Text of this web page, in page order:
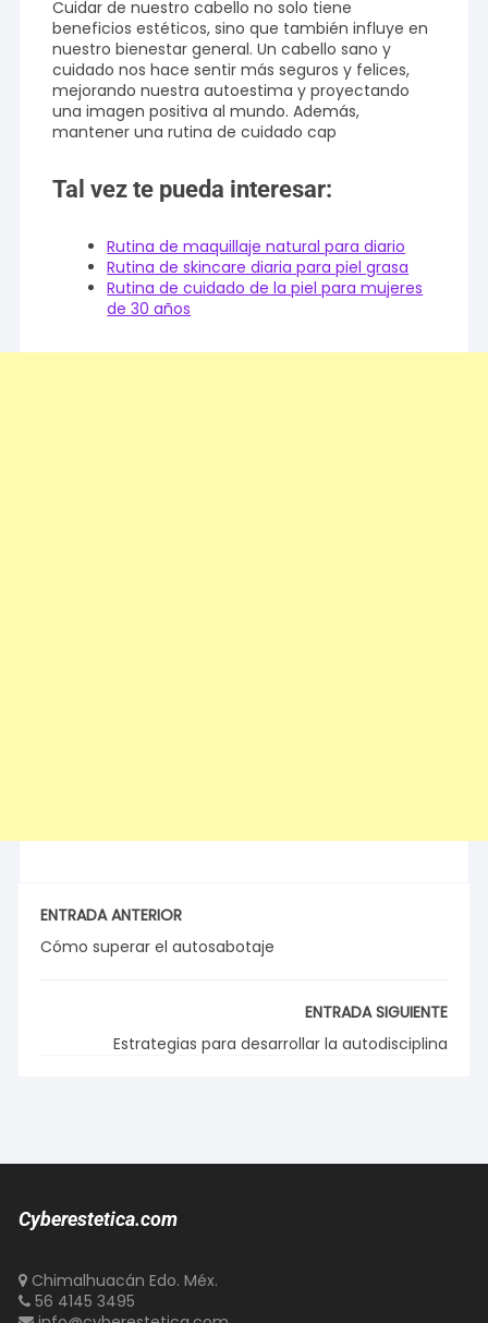
Cuidar de nuestro cabello no solo tiene
beneficios estéticos, sino que también influye en
nuestro bienestar general. Un cabello sano y
cuidado nos hace sentir más seguros y felices,
mejorando nuestra autoestima y proyectando
una imagen positiva al mundo. Además,
mantener una rutina de cuidado cap
Tal vez te pueda interesar:
Rutina de maquillaje natural para diario
Rutina de skincare diaria para piel grasa
Rutina de cuidado de la piel para mujeres
de 30 años
ENTRADA ANTERIOR
Cómo superar el autosabotaje
ENTRADA SIGUIENTE
Estrategias para desarrollar la autodisciplina
Cyberestetica.com
Chimalhuacán Edo. Méx.
56 4145 3495